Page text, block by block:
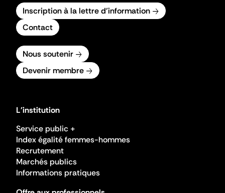
Inscription à la lettre d'information
Contact
Nous soutenir
Devenir membre
L'institution
Service public +
Index égalité femmes-hommes
Recrutement
Marchés publics
Informations pratiques